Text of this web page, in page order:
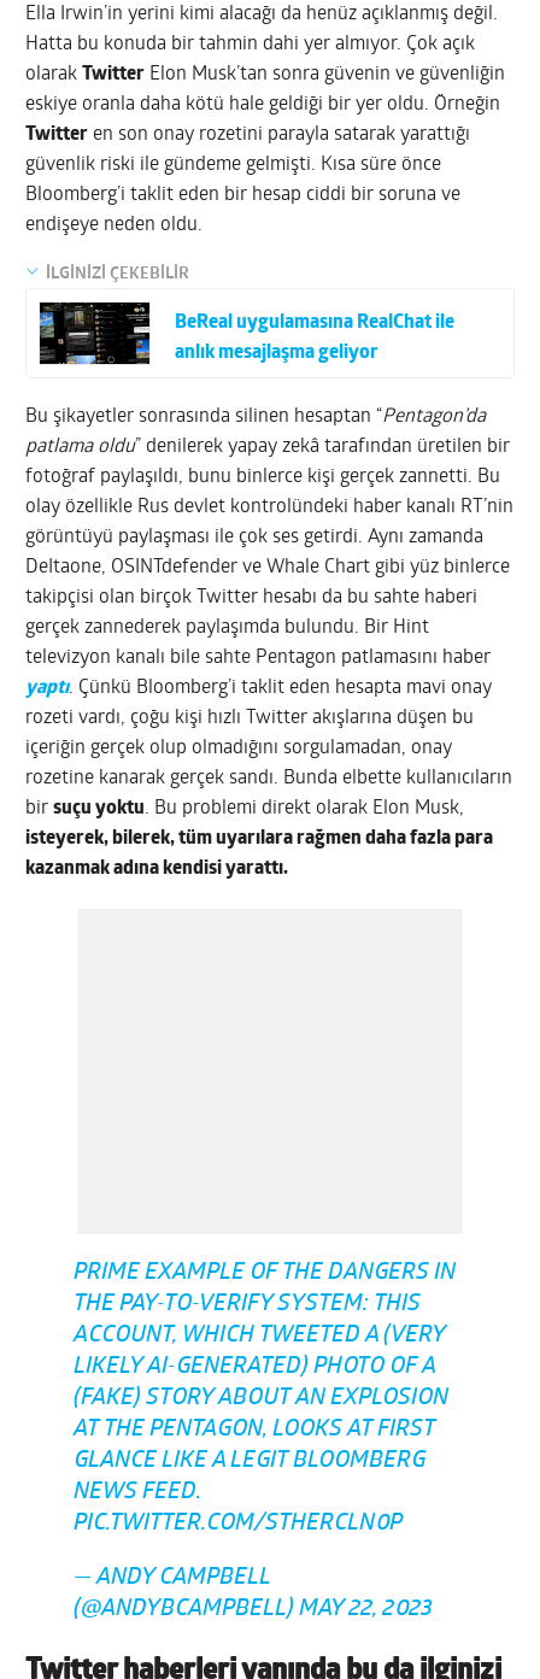
Ella Irwin’in yerini kimi alacağı da henüz açıklanmış değil.
Hatta bu konuda bir tahmin dahi yer almıyor. Çok açık
olarak
Twitter Elon Musk’tan sonra güvenin ve güvenliğin
eskiye oranla daha kötü hale geldiği bir yer oldu. Örneğin
Twitter en son onay rozetini parayla satarak yarattığı
güvenlik riski ile gündeme gelmişti. Kısa süre önce
Bloomberg’i taklit eden bir hesap ciddi bir soruna ve
endişeye neden oldu.
İLGİNİZİ ÇEKEBİLİR
BeReal uygulamasına RealChat ile
anlık mesajlaşma geliyor
Bu şikayetler sonrasında silinen hesaptan “Pentagon’da
patlama oldu” denilerek yapay zekâ tarafından üretilen bir
fotoğraf paylaşıldı, bunu binlerce kişi gerçek zannetti. Bu
olay özellikle Rus devlet kontrolündeki haber kanalı RT’nin
görüntüyü paylaşması ile çok ses getirdi. Aynı zamanda
DeItaone, OSINTdefender ve Whale Chart gibi yüz binlerce
takipçisi olan birçok Twitter hesabı da bu sahte haberi
gerçek zannederek paylaşımda bulundu. Bir Hint
televizyon kanalı bile sahte Pentagon patlamasını haber
yaptı. Çünkü Bloomberg’i taklit eden hesapta mavi onay
rozeti vardı, çoğu kişi hızlı Twitter akışlarına düşen bu
içeriğin gerçek olup olmadığını sorgulamadan, onay
rozetine kanarak gerçek sandı. Bunda elbette kullanıcıların
birsuçu yoktu. Bu problemi direkt olarak Elon Musk,
isteyerek, bilerek, tüm uyarılara rağmen daha fazla para
kazanmak adına kendisi yarattı.
PRIME EXAMPLE OF THE DANGERS IN
THE PAY-TO-VERIFY SYSTEM: THIS
ACCOUNT, WHICH TWEETED A (VERY
LIKELY AI-GENERATED) PHOTO OF A
(FAKE) STORY ABOUT AN EXPLOSION
AT THE PENTAGON, LOOKS AT FIRST
GLANCE LIKE A LEGIT BLOOMBERG
NEWS FEED.
PIC.TWITTER.COM/STHERCLN0P
— ANDY CAMPBELL
(@ANDYBCAMPBELL)MAY 22, 2023
Twitter haberleri yanında bu da ilginizi